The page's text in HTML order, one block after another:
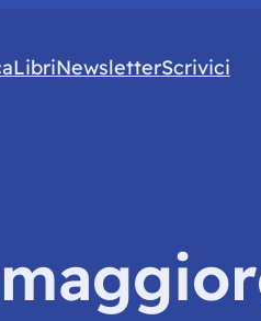
LibriNewsletterScrivici